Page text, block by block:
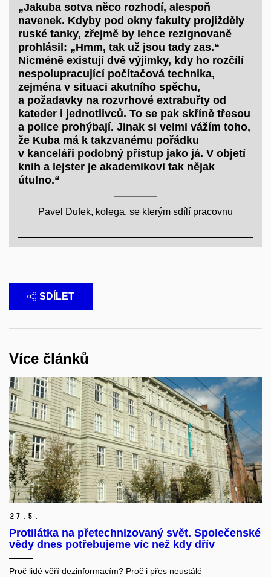
„Jakuba sotva něco rozhodí, alespoň
navenek. Kdyby pod okny fakulty projížděly
ruské tanky, zřejmě by lehce rezignovaně
prohlásil: „Hmm, tak už jsou tady zas.“
Nicméně existují dvě výjimky, kdy ho rozčílí
nespolupracující počítačová technika,
zejména v situaci akutního spěchu,
a požadavky na rozvrhové extrabuřty od
kateder i jednotlivců. To se pak skříně třesou
a police prohýbají. Jinak si velmi vážím toho,
že Kuba má k takzvanému pořádku
v kanceláři podobný přístup jako já. V objetí
knih a lejster je akademikovi tak nějak
útulno.“
Pavel Dufek, kolega, se kterým sdílí pracovnu
SDÍLET
Více článků
27. 5.
Protilátka na přetechnizovaný svět. Společenské
vědy dnes potřebujeme víc než kdy dřív
Proč lidé věří dezinformacím? Proč i přes neustálé